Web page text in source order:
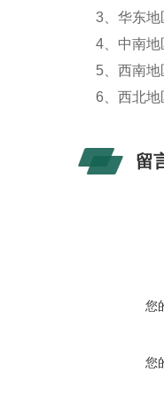
3、华东
4、中南
5、西南
6、西北
留
您
您